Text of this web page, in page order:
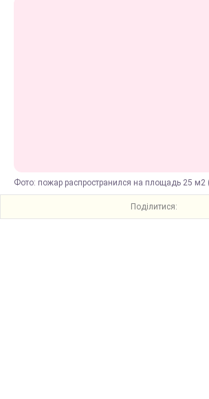
Фото: пожар распространился на площадь 25 м2
Поділитися: